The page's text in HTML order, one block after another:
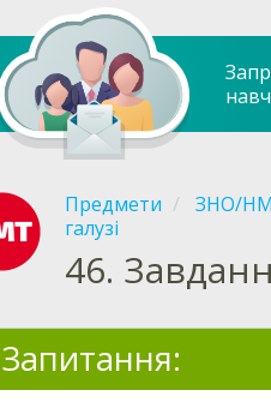
Предмети ЗНО/
галузі
46.
Запитання: